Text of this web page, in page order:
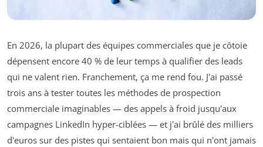
En 2026, la plupart des équipes commerciales que je côtoie
dépensent encore 40 % de leur temps à qualifier des leads
qui ne valent rien. Franchement, ça me rend fou. J'ai passé
trois ans à tester toutes les méthodes de prospection
commerciale imaginables — des appels à froid jusqu'aux
campagnes LinkedIn hyper-ciblées — et j'ai brûlé des milliers
d'euros sur des pistes qui sentaient bon mais qui n'ont jamais